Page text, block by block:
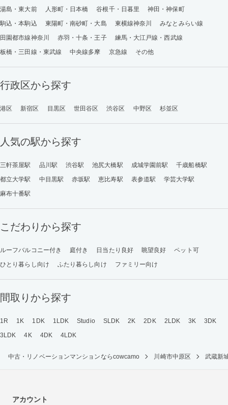
湯島・東大前
人形町・日本橋 谷根千・日暮里
神田・神保町
駒込・本駒込
東陽町・南砂町・大島 東横線神奈川
みなとみらい線
田園都市線神奈川
赤羽・十条・王子
練馬・大江戸線・西武線
板橋・三田線・東武線
中央線多摩 京急線 その他
行政区から探す
港区 新宿区 目黒区 世田谷区 渋谷区 中野区 杉並区
人気の駅から探す
三軒茶屋駅 品川駅 渋谷駅 池尻大橋駅 成城学園前駅
千歳船橋駅
都立大学駅
中目黒駅 赤坂駅 恵比寿駅 表参道駅
学芸大学駅
麻布十番駅
こだわりから探す
ルーフバルコニー付き 庭付き 日当たり良好 眺望良好
ペット可
ひとり暮らし向け
ふたり暮らし向け ファミリー向け
間取りから探す
1R 1K 1DK 1LDK Studio SLDK 2K 2DK 2LDK 3K
3DK
3LDK
4K 4DK 4LDK
中古・リノベーションマンションならcowcamo 川崎市中原区 武蔵新
アカウント